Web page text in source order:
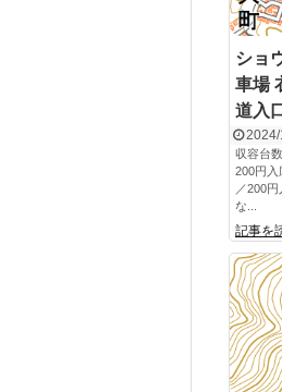
ショ
車場
道入口
2024/
収容台
200円入
／200
な...
記事を